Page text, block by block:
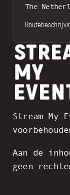
The
Stream My
Aan de
geen